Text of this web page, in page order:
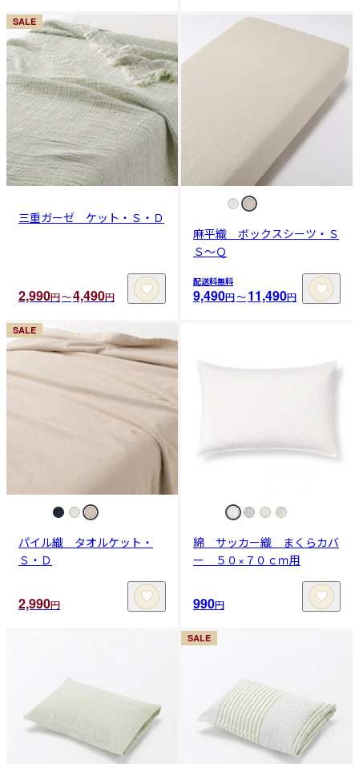
SALE
三重ガーゼ ケット・Ｓ・Ｄ
2,990円〜4,490円
麻平織 ボックスシーツ・Ｓ
Ｓ～Ｑ
配送料無料
9,490円〜11,490円
SALE
パイル織 タオルケット・
Ｓ・Ｄ
2,990円
綿 サッカー織 まくらカバ
ー ５０×７０ｃｍ用
990円
SALE